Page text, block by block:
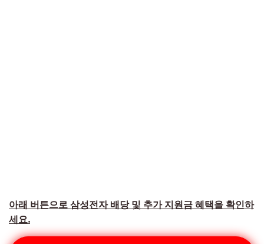
아래 버튼으로 삼성전자 배당 및 추가 지원금 혜택을 확인하
세요.